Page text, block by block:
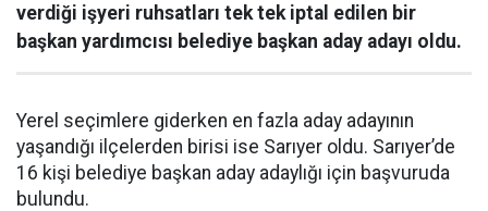
verdiği işyeri ruhsatları tek tek iptal edilen bir
başkan yardımcısı belediye başkan aday adayı oldu.
Yerel seçimlere giderken en fazla aday adayının
yaşandığı ilçelerden birisi ise Sarıyer oldu. Sarıyer’de
16 kişi belediye başkan aday adaylığı için başvuruda
bulundu.